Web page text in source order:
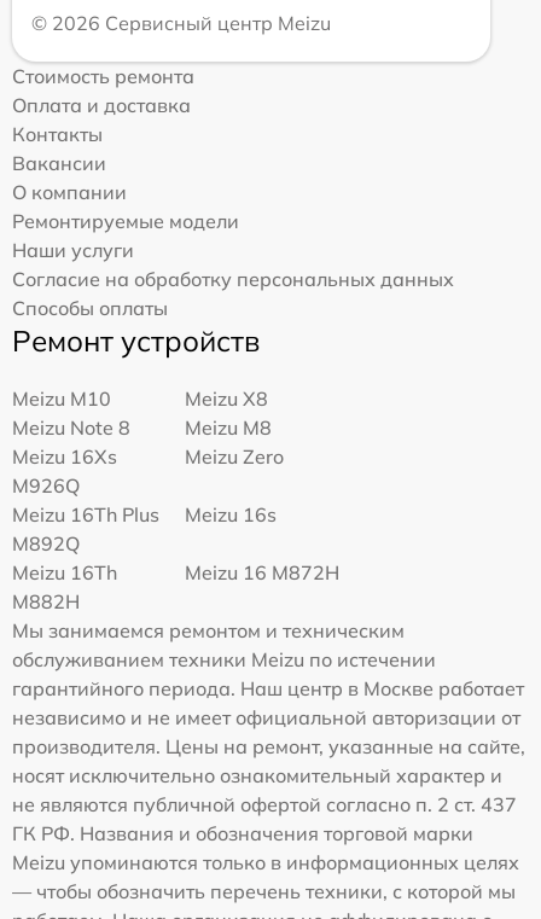
© 2026 Сервисный центр Meizu
Стоимость ремонта
Оплата и доставка
Контакты
Вакансии
О компании
Ремонтируемые модели
Наши услуги
Согласие на обработку персональных данных
Способы оплаты
Ремонт устройств
Meizu M10
Meizu X8
Meizu Note 8
Meizu M8
Meizu 16Xs
M926Q
Meizu Zero
Meizu 16Th Plus
M892Q
Meizu 16s
Meizu 16Th
M882H
Meizu 16 M872H
Мы занимаемся ремонтом и техническим
обслуживанием техники Meizu по истечении
гарантийного периода. Наш центр в Москве работает
независимо и не имеет официальной авторизации от
производителя. Цены на ремонт, указанные на сайте,
носят исключительно ознакомительный характер и
не являются публичной офертой согласно п. 2 ст. 437
ГК РФ. Названия и обозначения торговой марки
Meizu упоминаются только в информационных целях
— чтобы обозначить перечень техники, с которой мы